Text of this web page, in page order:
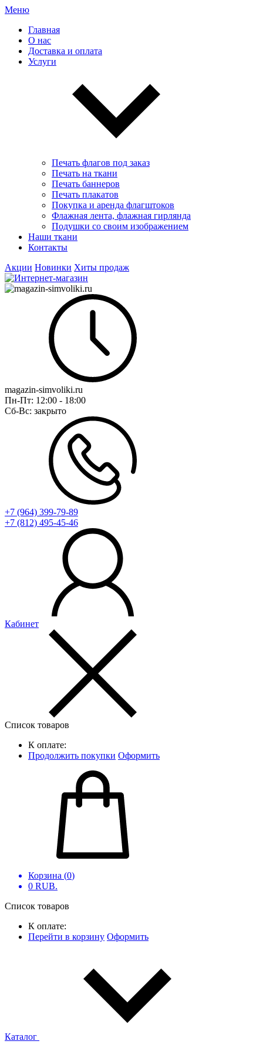
Меню
Главная
О нас
Доставка и оплата
Услуги
Печать флагов под заказ
Печать на ткани
Печать баннеров
Печать плакатов
Покупка и аренда флагштоков
Флажная лента, флажная гирлянда
Подушки со своим изображением
Наши ткани
Контакты
Акции Новинки Хиты продаж
magazin-simvoliki.ru
Пн-Пт: 12:00 - 18:00
Сб-Вс: закрыто
+7 (964) 399-79-89
+7 (812) 495-45-46
Кабинет
Список товаров
К оплате:
Продолжить покупки Оформить
Корзина (0)
0 RUB.
Список товаров
К оплате:
Перейти в корзину Оформить
Каталог